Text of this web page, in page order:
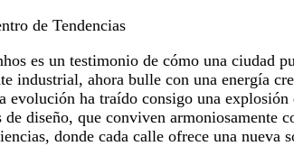
de Tendencias
es un testimonio de cómo una ciudad
industrial, ahora bulle con una energía
evolución ha traído consigo una
de diseño, que conviven armoniosamente
donde cada calle ofrece una nueva